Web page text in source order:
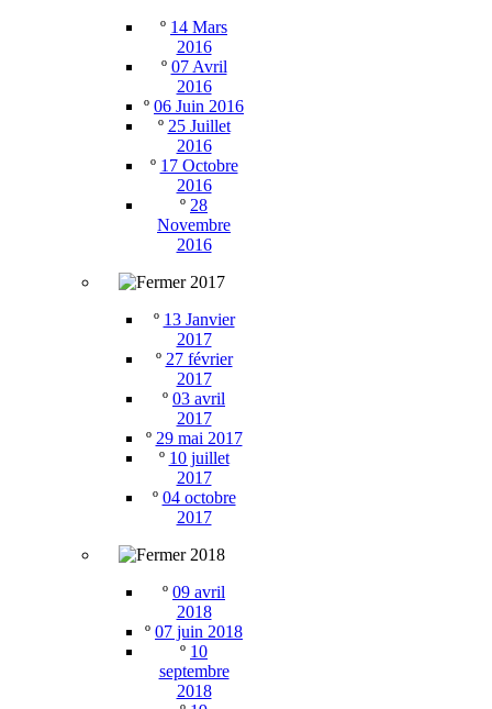
º 14 Mars
2016
º 07 Avril
2016
º 06 Juin 2016
º 25 Juillet
2016
º 17 Octobre
2016
º 28
Novembre
2016
2017
º 13 Janvier
2017
º 27 février
2017
º 03 avril
2017
º 29 mai 2017
º 10 juillet
2017
º 04 octobre
2017
2018
º 09 avril
2018
º 07 juin 2018
º 10
septembre
2018